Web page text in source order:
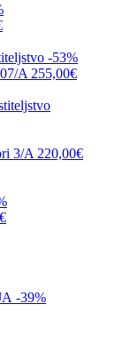
-53%
A 255,00€
3/A 220,00€
-39%